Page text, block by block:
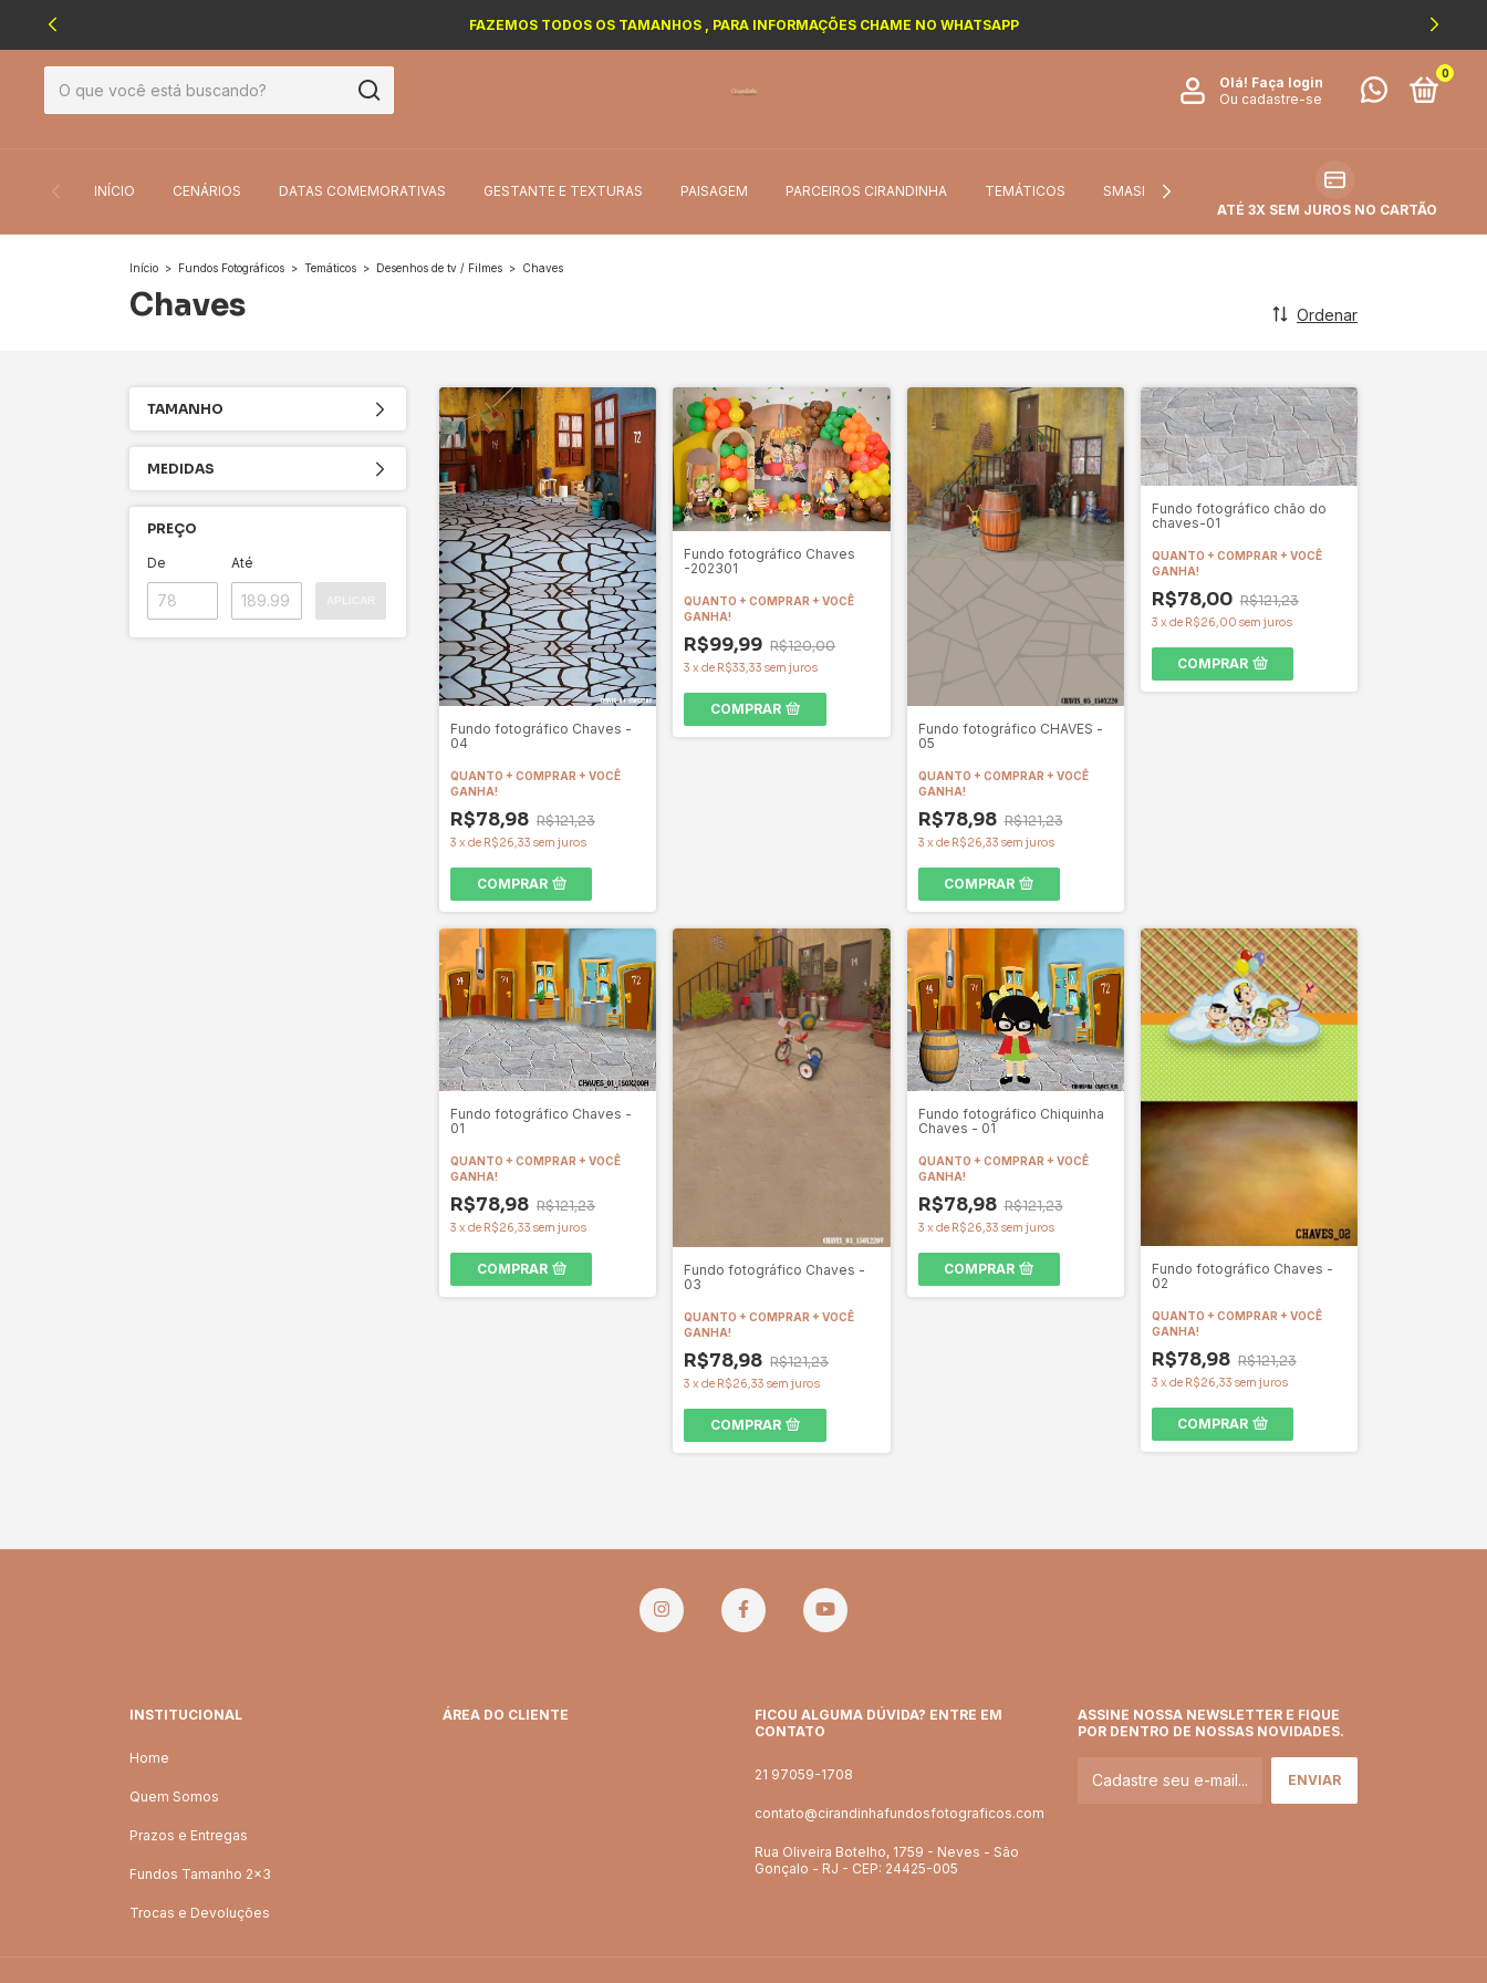
FAZEMOS TODOS OS TAMANHOS , PARA INFORMAÇÕES CHAME NO WHATSAPP
Olá! Faça login
Ou cadastre-se
0
INÍCIO CENÁRIOS DATAS COMEMORATIVAS GESTANTE E TEXTURAS PAISAGEM PARCEIROS CIRANDINHA TEMÁTICOS SMASH THE CAKE FICHA TÉCNICA DO TECIDO
ATÉ 3X SEM JUROS NO CARTÃO
Início > Fundos Fotográficos > Temáticos > Desenhos de tv / Filmes > Chaves
Chaves Ordenar
TAMANHO
MEDIDAS
PREÇO
De Até
Fundo fotográfico Chaves -
04
QUANTO + COMPRAR + VOCÊ
GANHA!
R$78,98 R$121,23
3 x de R$26,33 sem juros
COMPRAR
Fundo fotográfico Chaves
-202301
QUANTO + COMPRAR + VOCÊ
GANHA!
R$99,99 R$120,00
3 xde R$33,33 sem juros
COMPRAR
Fundo fotográfico CHAVES -
05
QUANTO + COMPRAR + VOCÊ
GANHA!
R$78,98 R$121,23
3 x de R$26,33 sem juros
COMPRAR
Fundo fotográfico chão do
chaves-01
QUANTO + COMPRAR + VOCÊ
GANHA!
R$78,00 R$121,23
3 x de R$26,00 sem juros
COMPRAR
Fundo fotográfico Chaves -
01
QUANTO + COMPRAR + VOCÊ
GANHA!
R$78,98 R$121,23
3 x de R$26,33 sem juros
COMPRAR
Fundo fotográfico Chaves -
03
QUANTO + COMPRAR + VOCÊ
GANHA!
R$78,98 R$121,23
3 xde R$26,33 sem juros
COMPRAR
Fundo fotográfico Chiquinha
Chaves - 01
QUANTO + COMPRAR + VOCÊ
GANHA!
R$78,98 R$121,23
3 x de R$26,33 sem juros
COMPRAR
Fundo fotográfico Chaves -
02
QUANTO + COMPRAR + VOCÊ
GANHA!
R$78,98 R$121,23
3 x de R$26,33 sem juros
COMPRAR
INSTITUCIONAL
Home
Quem Somos
Prazos e Entregas
Fundos Tamanho 2x3
Trocas e Devoluções
ÁREA DO CLIENTE
FICOU ALGUMA DÚVIDA? ENTRE EM
CONTATO
21 97059-1708
contato@cirandinhafundosfotograficos.com
Rua Oliveira Botelho, 1759 - Neves - São
Gonçalo - RJ - CEP: 24425-005
ASSINE NOSSA NEWSLETTER E FIQUE
POR DENTRO DE NOSSAS NOVIDADES.